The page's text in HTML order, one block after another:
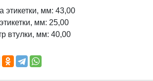
этикетки, мм: 43,00
мм: 25,00
втулки, мм: 40,00